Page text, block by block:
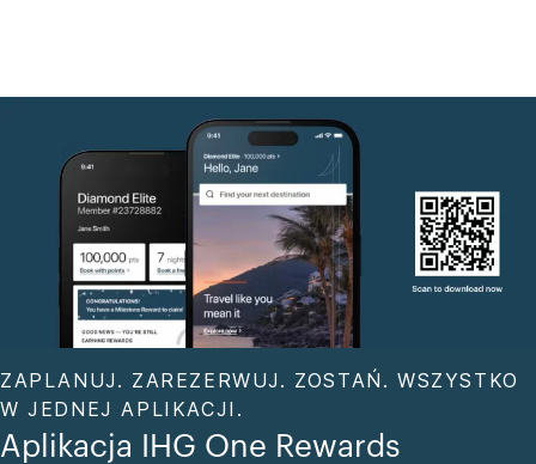
ZAPLANUJ. ZAREZERWUJ. ZOSTAŃ. WSZYSTKO
W JEDNEJ APLIKACJI.
Aplikacja IHG One Rewards